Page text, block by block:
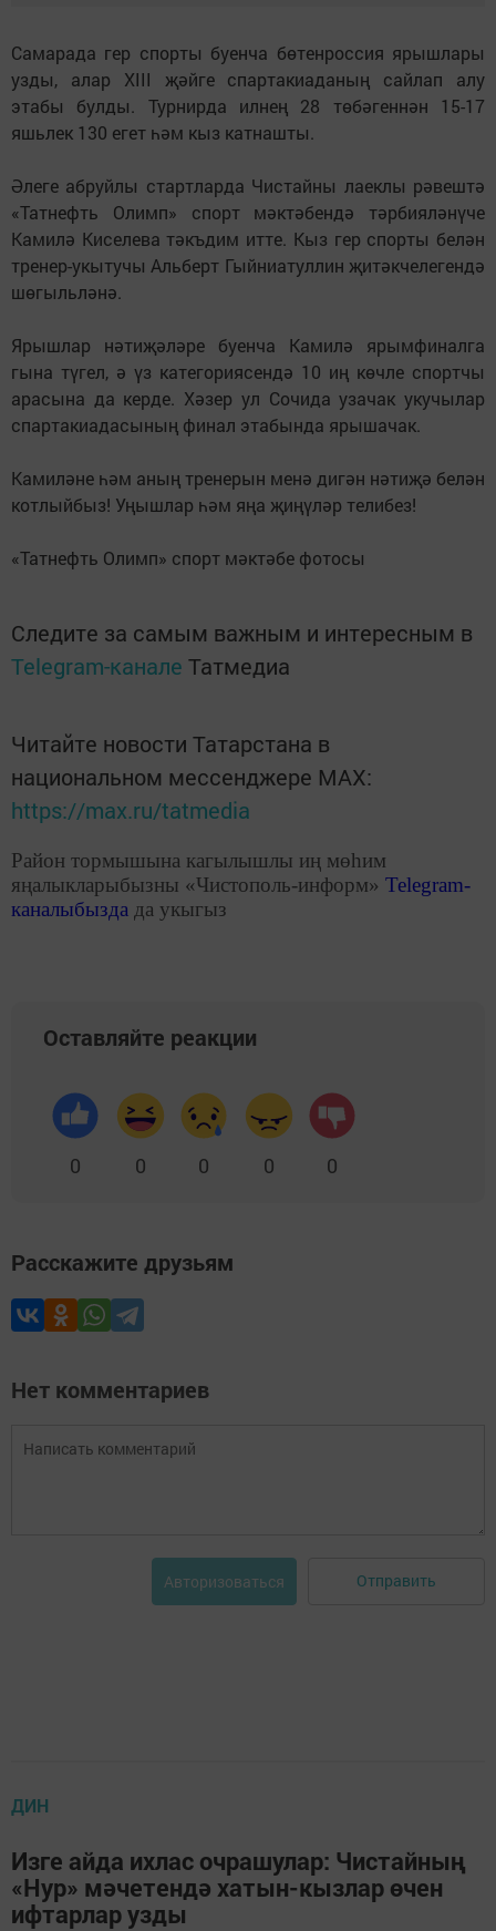
Самарада гер спорты буенча бөтенроссия ярышлары
узды, алар XIII җәйге спартакиаданың сайлап алу
этабы булды. Турнирда илнең 28 төбәгеннән 15-17
яшьлек 130 егет һәм кыз катнашты.
Әлеге абруйлы стартларда Чистайны лаеклы рәвештә
«Татнефть Олимп» спорт мәктәбендә тәрбияләнүче
Камилә Киселева тәкъдим итте. Кыз гер спорты белән
тренер-укытучы Альберт Гыйниатуллин җитәкчелегендә
шөгыльләнә.
Ярышлар нәтиҗәләре буенча Камилә ярымфиналга
гына түгел, ә үз категориясендә 10 иң көчле спортчы
арасына да керде. Хәзер ул Сочида узачак укучылар
спартакиадасының финал этабында ярышачак.
Камиләне һәм аның тренерын менә дигән нәтиҗә белән
котлыйбыз! Уңышлар һәм яңа җиңүләр телибез!
«Татнефть Олимп» спорт мәктәбе фотосы
Следите за самым важным и интересным в
Telegram-канале Татмедиа
Читайте новости Татарстана в
национальном мессенджере MАХ:
https://max.ru/tatmedia
Район тормышына кагылышлы иң мөһим
яңалыкларыбызны «Чистополь-информ» Telegram-
каналыбызда да укыгыз
Оставляйте реакции
0 0 0 0 0
Расскажите друзьям
Нет комментариев
Авторизоваться Отправить
ДИН
Изге айда ихлас очрашулар: Чистайның
«Нур» мәчетендә хатын-кызлар өчен
ифтарлар узды